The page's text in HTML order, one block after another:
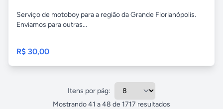
Serviço de motoboy para a região da Grande Florianópolis.
Enviamos para outras...
R$ 30,00
Itens por pág:
Mostrando41 a48 de 1717 resultados